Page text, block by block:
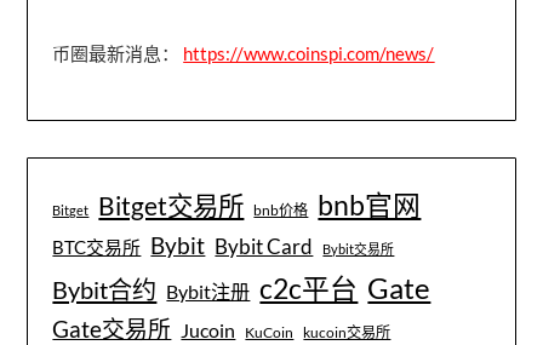
币圈最新消息： https://www.coinspi.com/news/
Bitget Bitget交易所 bnb价格 bnb官网
BTC交易所 Bybit Bybit Card Bybit交易所
Bybit合约 Bybit注册 c2c平台 Gate
Gate交易所 Jucoin KuCoin kucoin交易所